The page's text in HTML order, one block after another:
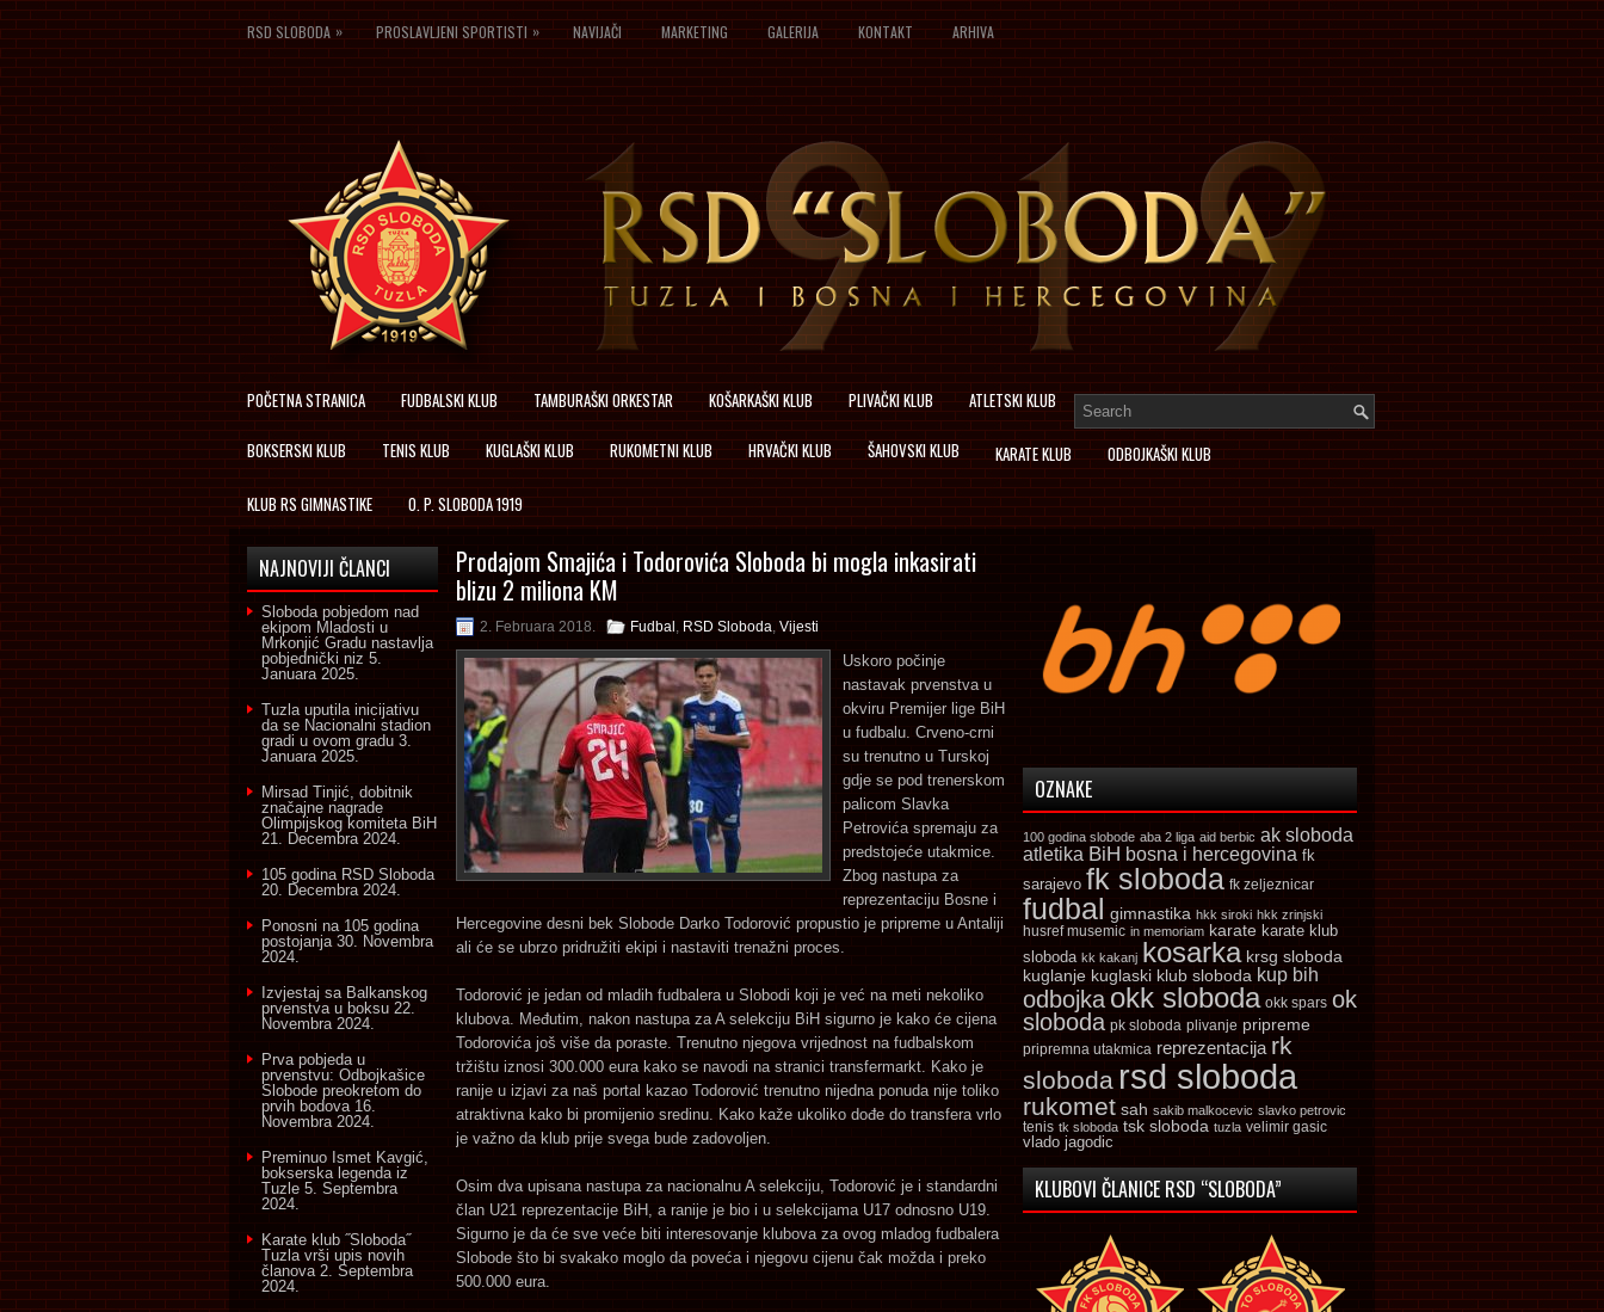
RSD SLOBODA » PROSLAVLJENI SPORTISTI » NAVIJAČI MARKETING GALERIJA KONTAKT ARHIVA
POČETNA STRANICA FUDBALSKI KLUB TAMBURAŠKI ORKESTAR KOŠARKAŠKI KLUB PLIVAČKI KLUB ATLETSKI KLUB
BOKSERSKI KLUB TENIS KLUB KUGLAŠKI KLUB RUKOMETNI KLUB HRVAČKI KLUB ŠAHOVSKI KLUB KARATE KLUB ODBOJKAŠKI KLUB
KLUB RS GIMNASTIKE O. P. SLOBODA 1919
Prodajom Smajića i Todorovića Sloboda bi mogla inkasirati
blizu 2 miliona KM
2. Februara 2018. Fudbal , RSD Sloboda, Vijesti
Uskoro počinje
nastavak prvenstva u
okviru Premijer lige BiH
u fudbalu. Crveno-crni
su trenutno u Turskoj
gdje se pod trenerskom
palicom Slavka
Petrovića spremaju za
predstojeće utakmice.
Zbog nastupa za
reprezentaciju Bosne i
Hercegovine desni bek Slobode Darko Todorović propustio je pripreme u Antaliji
ali će se ubrzo pridružiti ekipi i nastaviti trenažni proces.
Todorović je jedan od mladih fudbalera u Slobodi koji je već na meti nekoliko
klubova. Međutim, nakon nastupa za A selekciju BiH sigurno je kako će cijena
Todorovića još više da poraste. Trenutno njegova vrijednost na fudbalskom
tržištu iznosi 300.000 eura kako se navodi na stranici transfermarkt. Kako je
ranije u izjavi za naš portal kazao Todorović trenutno nijedna ponuda nije toliko
atraktivna kako bi promijenio sredinu. Kako kaže ukoliko dođe do transfera vrlo
je važno da klub prije svega bude zadovoljen.
Osim dva upisana nastupa za nacionalnu A selekciju, Todorović je i standardni
član U21 reprezentacije BiH, a ranije je bio i u selekcijama U17 odnosno U19.
Sigurno je da će sve veće biti interesovanje klubova za ovog mladog fudbalera
Slobode što bi svakako moglo da poveća i njegovu cijenu čak možda i preko
500.000 eura.
NAJNOVIJI ČLANCI
Sloboda pobjedom nad
ekipom Mladosti u
Mrkonjić Gradu nastavlja
pobjednički niz 5.
Januara 2025.
Tuzla uputila inicijativu
da se Nacionalni stadion
gradi u ovom gradu 3.
Januara 2025.
Mirsad Tinjić, dobitnik
značajne nagrade
Olimpijskog komiteta BiH
21. Decembra 2024.
105 godina RSD Sloboda
20. Decembra 2024.
Ponosni na 105 godina
postojanja 30. Novembra
2024.
Izvjestaj sa Balkanskog
prvenstva u boksu 22.
Novembra 2024.
Prva pobjeda u
prvenstvu: Odbojkašice
Slobode preokretom do
prvih bodova 16.
Novembra 2024.
Preminuo Ismet Kavgić,
bokserska legenda iz
Tuzle 5. Septembra
2024.
Karate klub ˝Sloboda˝
Tuzla vrši upis novih
članova 2. Septembra
2024.
OZNAKE
100 godina slobode aba 2 liga aid berbic ak sloboda
atletika BiH bosna i hercegovina fk
sarajevo fk sloboda fk zeljeznicar
fudbal gimnastika hkk siroki hkk zrinjski
husref musemic in memoriam karate karate klub
sloboda kk kakanj kosarka krsg sloboda
kuglanje kuglaski klub sloboda kup bih
odbojka okk sloboda okk spars ok
sloboda pk sloboda plivanje pripreme
pripremna utakmica reprezentacija rk
sloboda rsd sloboda
rukomet sah sakib malkocevic slavko petrovic
tenis tk sloboda tsk sloboda tuzla velimir gasic
vlado jagodic
KLUBOVI ČLANICE RSD “SLOBODA”